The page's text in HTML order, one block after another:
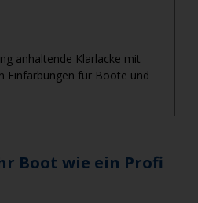
anhaltende Klarlacke mit
Einfärbungen für Boote und
Boot wie ein Profi